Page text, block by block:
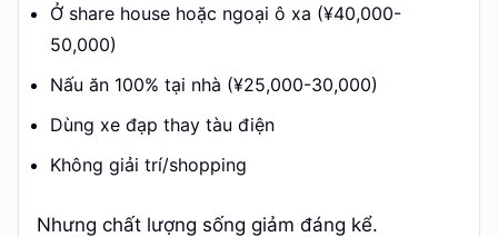
Ở share house hoặc ngoại ô xa (¥40,000-
50,000)
Nấu ăn 100% tại nhà (¥25,000-30,000)
Dùng xe đạp thay tàu điện
Không giải trí/shopping
Nhưng chất lượng sống giảm đáng kể.